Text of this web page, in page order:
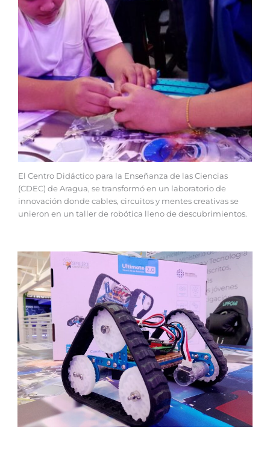
El Centro Didáctico para la Enseñanza de las Ciencias
(CDEC) de Aragua, se transformó en un laboratorio de
innovación donde cables, circuitos y mentes creativas se
unieron en un taller de robótica lleno de descubrimientos.